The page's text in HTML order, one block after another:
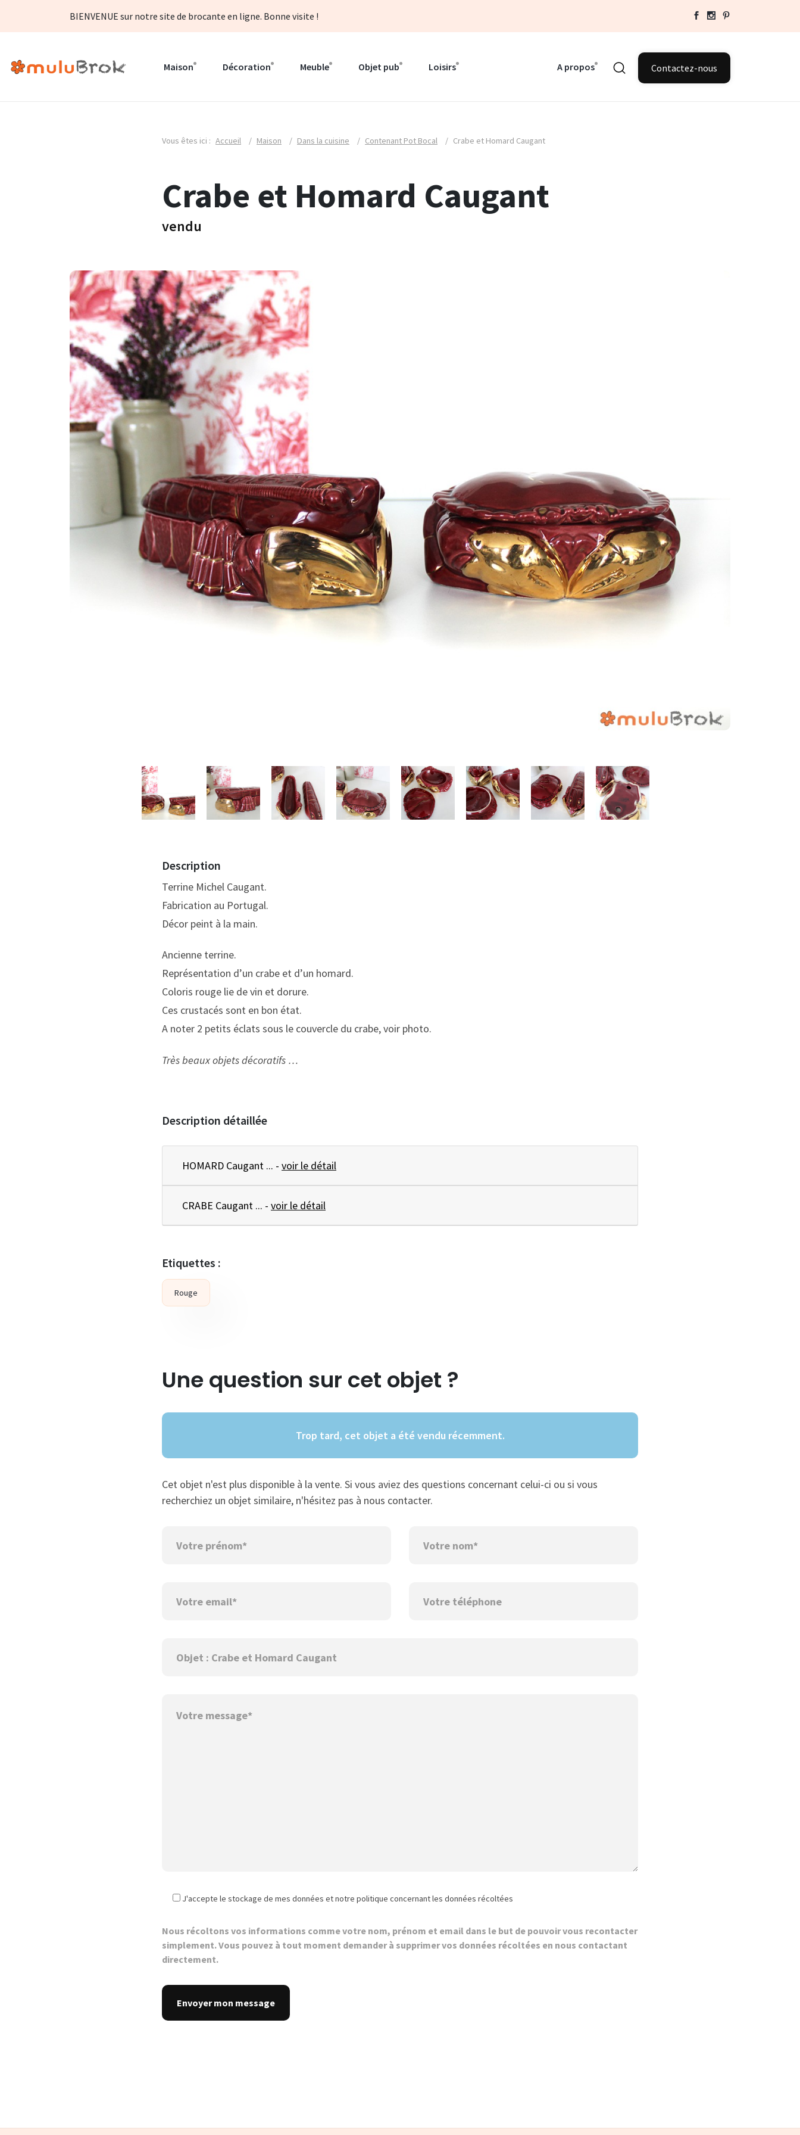
BIENVENUE sur notre site de brocante en ligne. Bonne visite !
Maison Décoration Meuble Objet pub Loisirs A propos Contactez-nous
Vous êtes ici : Accueil / Maison / Dans la cuisine / Contenant Pot Bocal / Crabe et Homard Caugant
Crabe et Homard Caugant
vendu
Description
Terrine Michel Caugant.
Fabrication au Portugal.
Décor peint à la main.
Ancienne terrine.
Représentation d’un crabe et d’un homard.
Coloris rouge lie de vin et dorure.
Ces crustacés sont en bon état.
A noter 2 petits éclats sous le couvercle du crabe, voir photo.
Très beaux objets décoratifs …
Description détaillée
HOMARD Caugant ... - voir le détail
CRABE Caugant ... - voir le détail
Etiquettes :
Rouge
Une question sur cet objet ?
Trop tard, cet objet a été vendu récemment.
Cet objet n'est plus disponible à la vente. Si vous aviez des questions concernant celui-ci ou si vous
recherchiez un objet similaire, n'hésitez pas à nous contacter.
J'accepte le stockage de mes données et notre politique concernant les données récoltées
Nous récoltons vos informations comme votre nom, prénom et email dans le but de pouvoir vous recontacter
simplement. Vous pouvez à tout moment demander à supprimer vos données récoltées en nous contactant
directement.